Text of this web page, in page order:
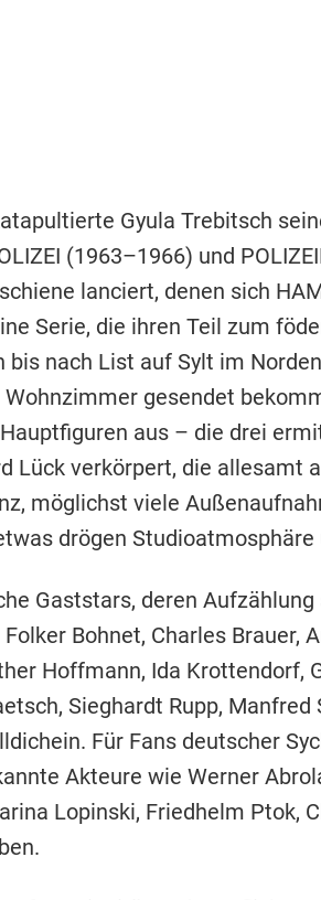
Gyula Trebitsch
(1963–1966) und
lanciert, denen sich
Serie, die ihren Teil zum
nach List auf Sylt im
gesendet
aus – die drei
Lück verkörpert, die
möglichst viele
drögen Studioatmosphäre
Gaststars, deren Aufzählung
Bohnet, Charles Brauer,
Hoffmann, Ida Krottendorf,
Sieghardt Rupp,
Für Fans deutscher
Akteure wie Werner
Lopinski, Friedhelm Ptok,